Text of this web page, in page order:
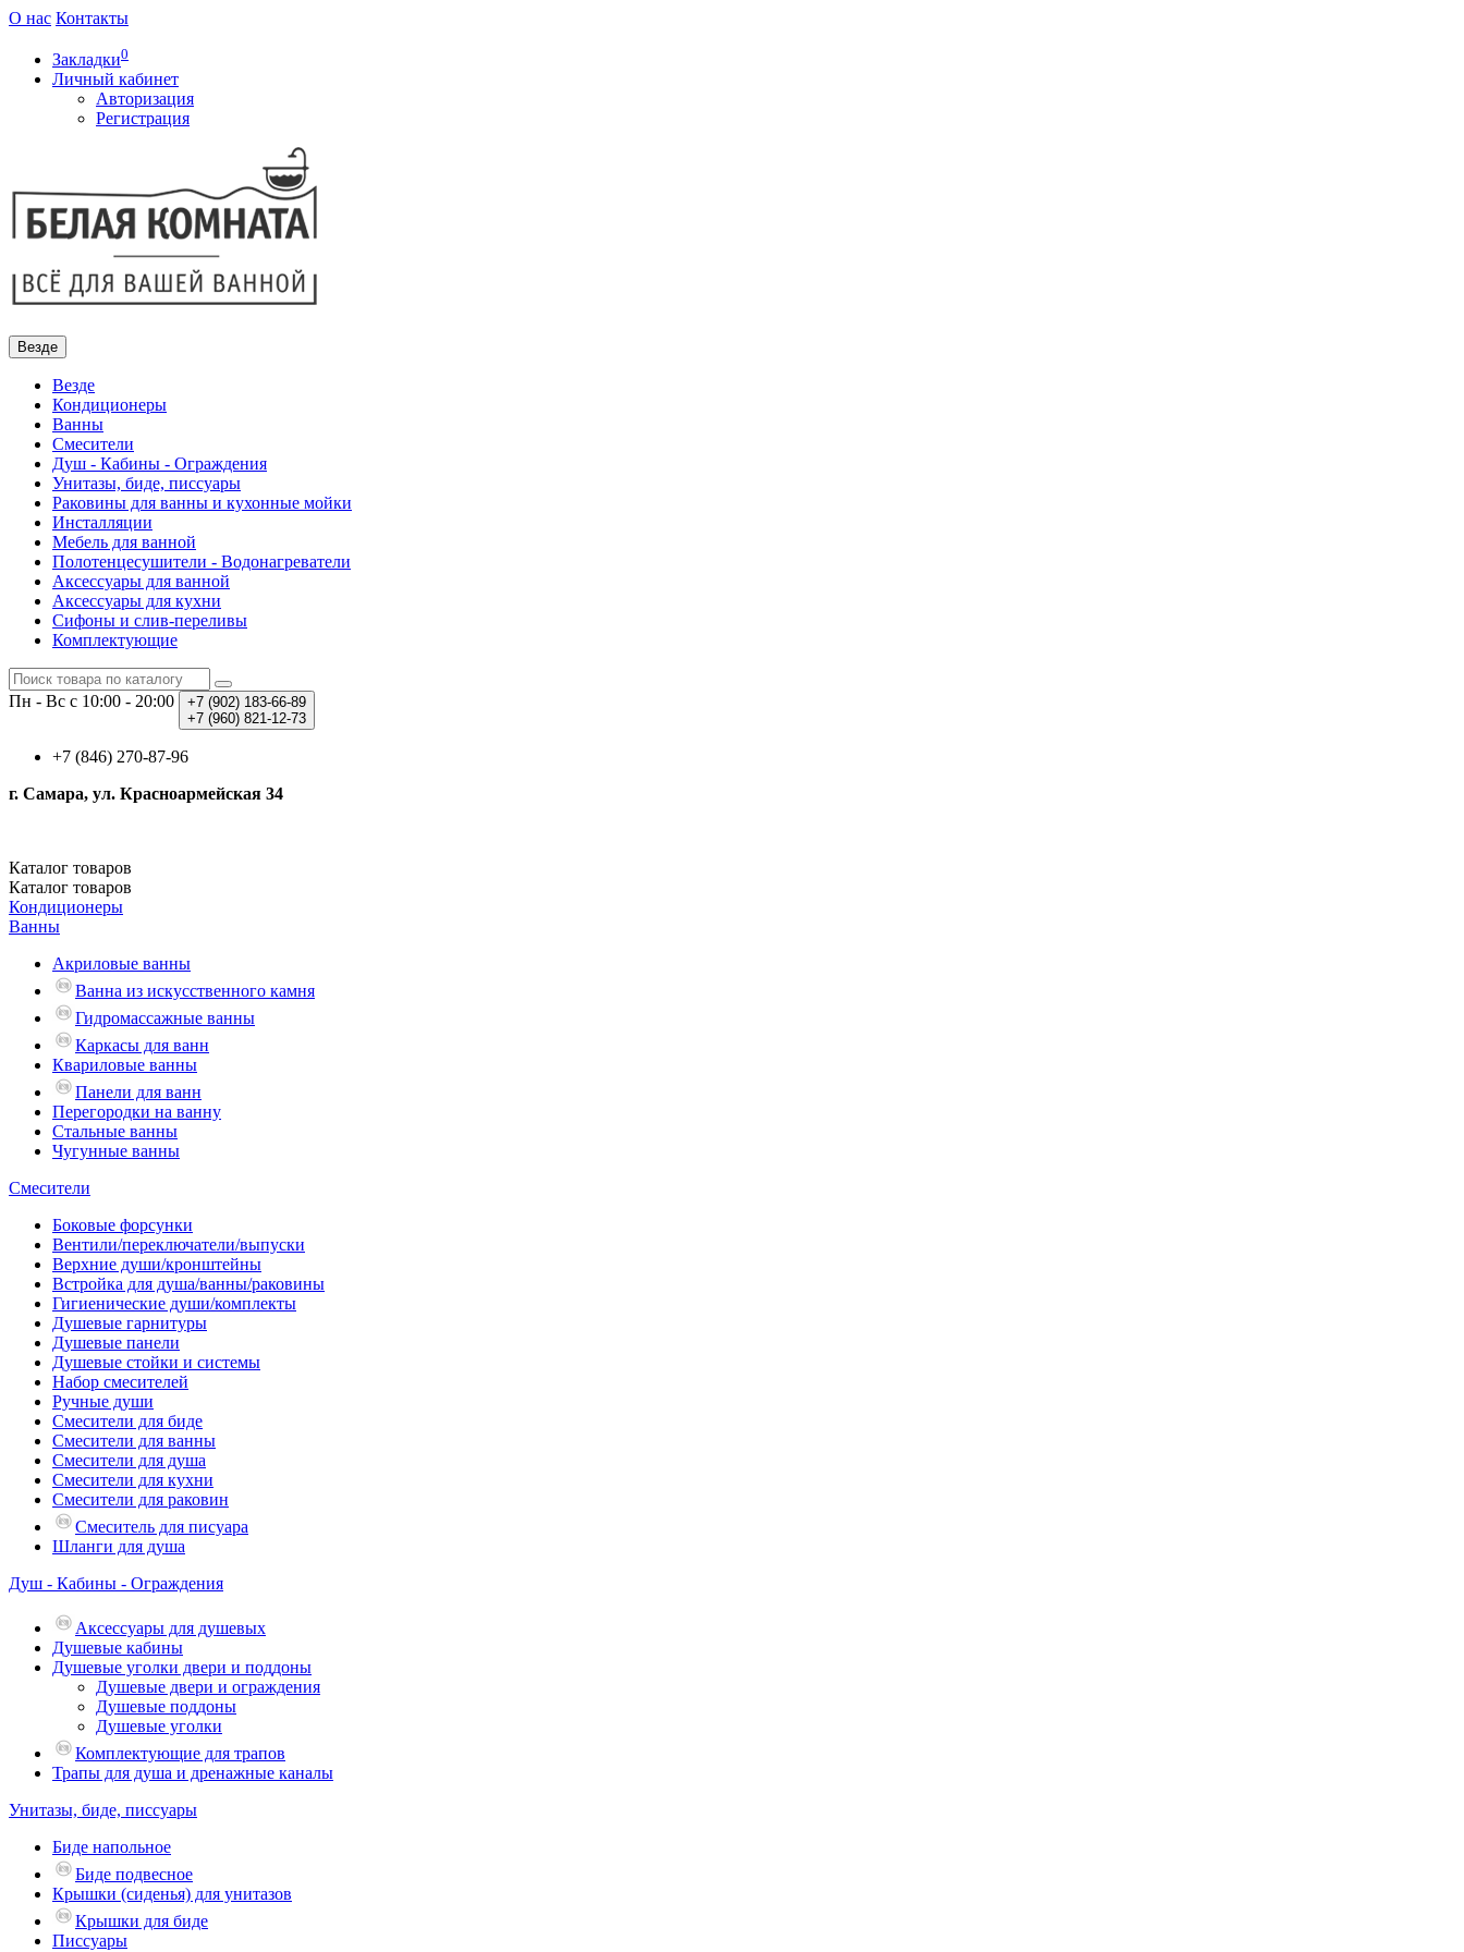
О нас Контакты
Закладки0
Личный кабинет
Авторизация
Регистрация
Везде
Везде
Кондиционеры
Ванны
Смесители
Душ - Кабины - Ограждения
Унитазы, биде, писсуары
Раковины для ванны и кухонные мойки
Инсталляции
Мебель для ванной
Полотенцесушители - Водонагреватели
Аксессуары для ванной
Аксессуары для кухни
Сифоны и слив-переливы
Комплектующие
Пн - Вс с 10:00 - 20:00 +7 (902) 183-66-89
+7 (960) 821-12-73
+7 (846) 270-87-96
г. Самара, ул. Красноармейская 34
Каталог товаров
Каталог товаров
Кондиционеры
Ванны
Акриловые ванны
Ванна из искусственного камня
Гидромассажные ванны
Каркасы для ванн
Квариловые ванны
Панели для ванн
Перегородки на ванну
Стальные ванны
Чугунные ванны
Смесители
Боковые форсунки
Вентили/переключатели/выпуски
Верхние души/кронштейны
Встройка для душа/ванны/раковины
Гигиенические души/комплекты
Душевые гарнитуры
Душевые панели
Душевые стойки и системы
Набор смесителей
Ручные души
Смесители для биде
Смесители для ванны
Смесители для душа
Смесители для кухни
Смесители для раковин
Смеситель для писуара
Шланги для душа
Душ - Кабины - Ограждения
Аксессуары для душевых
Душевые кабины
Душевые уголки двери и поддоны
Душевые двери и ограждения
Душевые поддоны
Душевые уголки
Комплектующие для трапов
Трапы для душа и дренажные каналы
Унитазы, биде, писсуары
Биде напольное
Биде подвесное
Крышки (сиденья) для унитазов
Крышки для биде
Писсуары